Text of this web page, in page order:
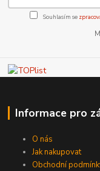
Souhlasím se
Informace pro
O nás
Jak nakupovat
Obchodní